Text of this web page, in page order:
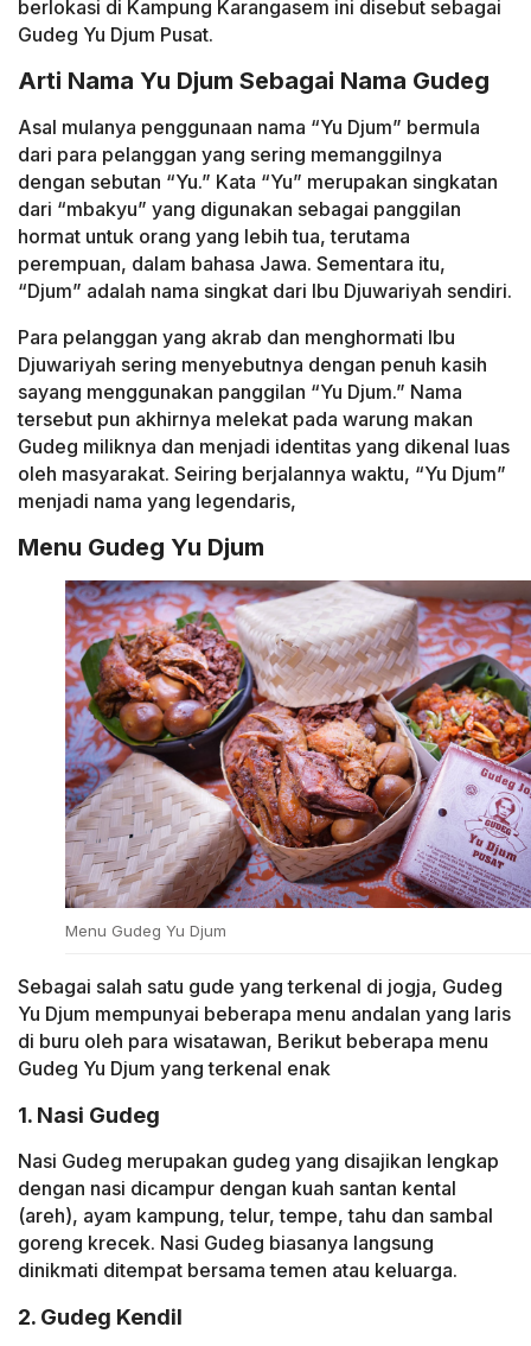
berlokasi di Kampung Karangasem ini disebut sebagai
Gudeg Yu Djum Pusat.
Arti Nama Yu Djum Sebagai Nama Gudeg
Asal mulanya penggunaan nama “Yu Djum” bermula
dari para pelanggan yang sering memanggilnya
dengan sebutan “Yu.” Kata “Yu” merupakan singkatan
dari “mbakyu” yang digunakan sebagai panggilan
hormat untuk orang yang lebih tua, terutama
perempuan, dalam bahasa Jawa. Sementara itu,
“Djum” adalah nama singkat dari Ibu Djuwariyah sendiri.
Para pelanggan yang akrab dan menghormati Ibu
Djuwariyah sering menyebutnya dengan penuh kasih
sayang menggunakan panggilan “Yu Djum.” Nama
tersebut pun akhirnya melekat pada warung makan
Gudeg miliknya dan menjadi identitas yang dikenal luas
oleh masyarakat. Seiring berjalannya waktu, “Yu Djum”
menjadi nama yang legendaris,
Menu Gudeg Yu Djum
Menu Gudeg Yu Djum
Sebagai salah satu gude yang terkenal di jogja, Gudeg
Yu Djum mempunyai beberapa menu andalan yang laris
di buru oleh para wisatawan, Berikut beberapa menu
Gudeg Yu Djum yang terkenal enak
1. Nasi Gudeg
Nasi Gudeg merupakan gudeg yang disajikan lengkap
dengan nasi dicampur dengan kuah santan kental
(areh), ayam kampung, telur, tempe, tahu dan sambal
goreng krecek. Nasi Gudeg biasanya langsung
dinikmati ditempat bersama temen atau keluarga.
2. Gudeg Kendil